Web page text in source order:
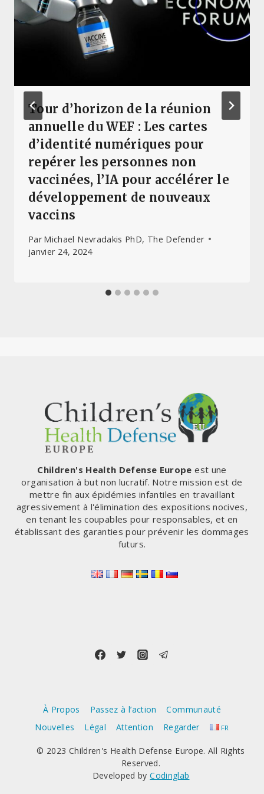
Tour d’horizon de la réunion
annuelle du WEF : Les cartes
d’identité numériques pour
repérer les personnes non
vaccinées, l’IA pour accélérer le
développement de nouveaux
vaccins
Par Michael Nevradakis PhD, The Defender
janvier 24, 2024
Children's Health Defense Europe est une
organisation à but non lucratif. Notre mission est de
mettre fin aux épidémies infantiles en travaillant
agressivement à l'élimination des expositions nocives,
en tenant les coupables pour responsables, et en
établissant des garanties pour prévenir les dommages
futurs.
À Propos Passez à l’action
Communauté
Nouvelles
Légal Attention Regarder FR
© 2023 Children's Health Defense Europe. All Rights
Reserved.
Developed byCodinglab